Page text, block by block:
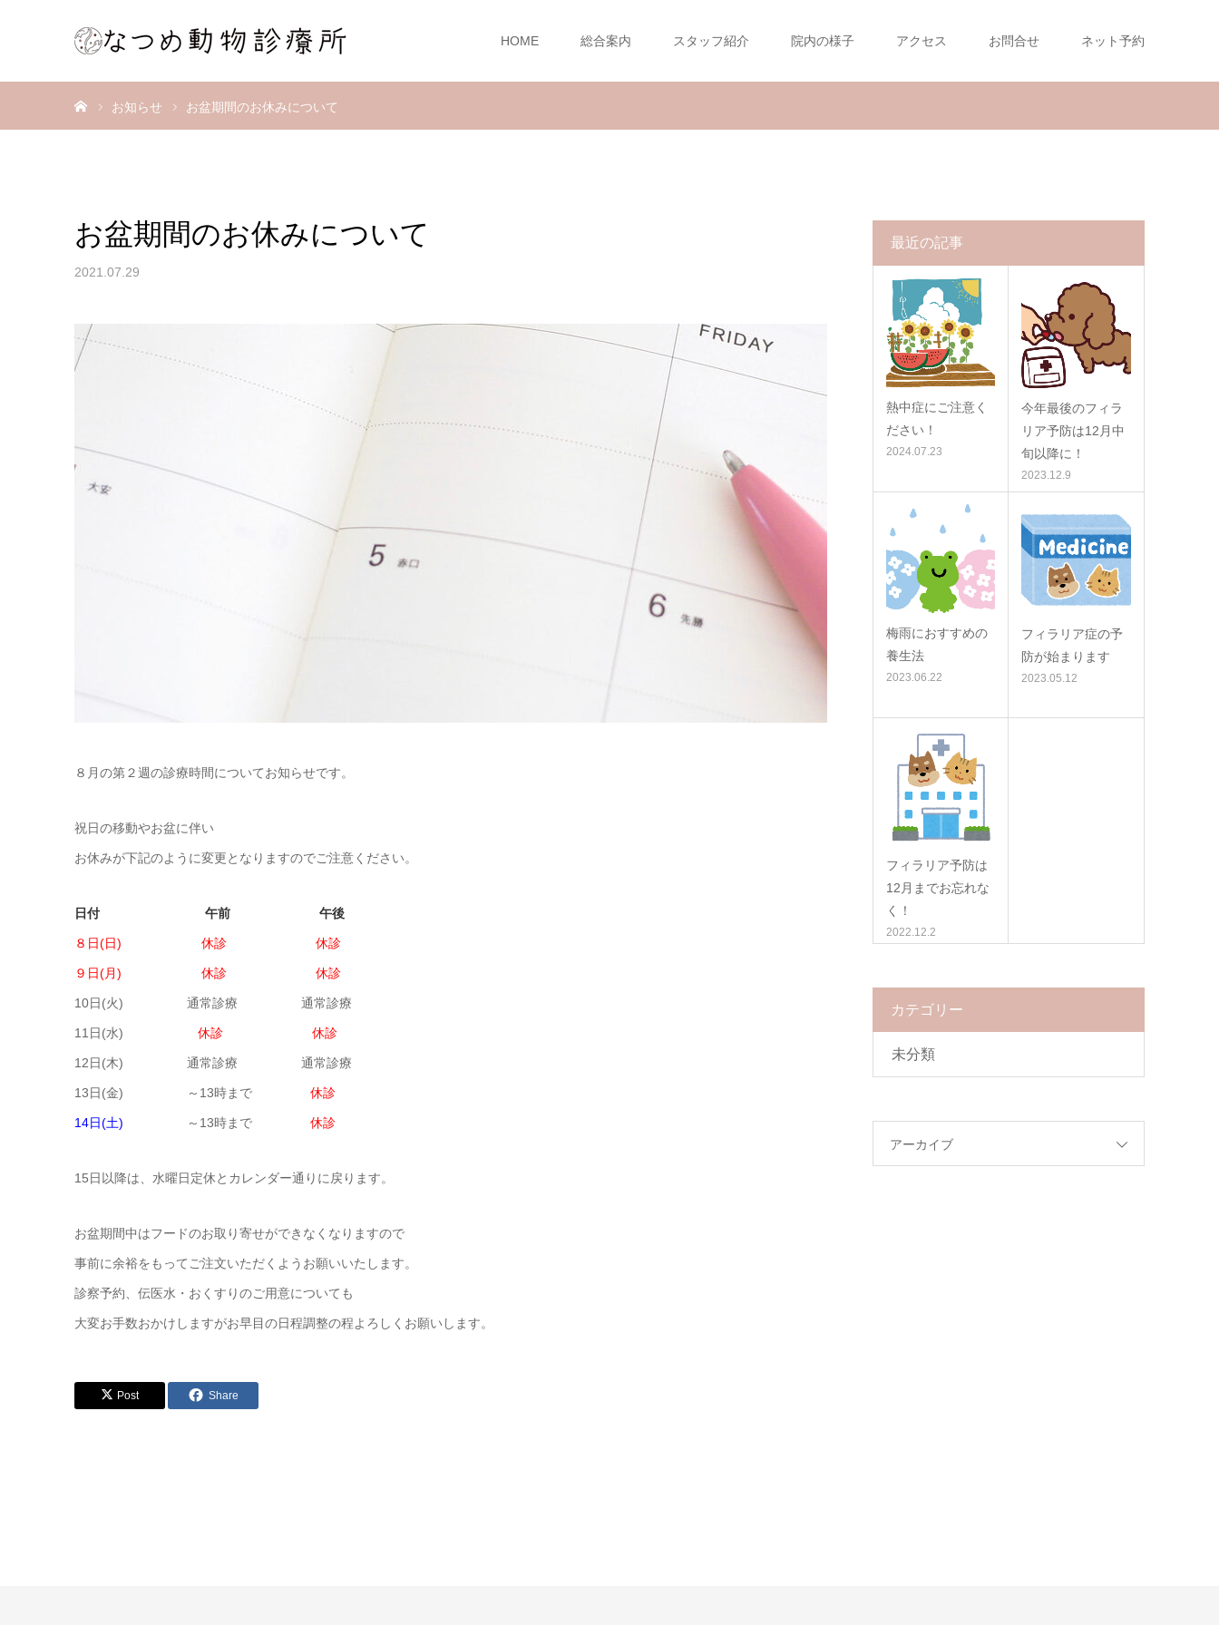
HOME 総合案内 スタッフ紹介 院内の様子 アクセス お問合せ ネット予約
お知らせ お盆期間のお休みについて
お盆期間のお休みについて
2021.07.29
８月の第２週の診療時間についてお知らせです。
祝日の移動やお盆に伴い
お休みが下記のように変更となりますのでご注意ください。
日付 午前 午後
８日(日) 休診 休診
９日(月) 休診 休診
10日(火) 通常診療 通常診療
11日(水) 休診 休診
12日(木) 通常診療 通常診療
13日(金) ～13時まで 休診
14日(土) ～13時まで 休診
15日以降は、水曜日定休とカレンダー通りに戻ります。
お盆期間中はフードのお取り寄せができなくなりますので
事前に余裕をもってご注文いただくようお願いいたします。
診察予約、伝医水・おくすりのご用意についても
大変お手数おかけしますがお早目の日程調整の程よろしくお願いします。
Post Share
最近の記事
熱中症にご注意く
ださい！
2024.07.23
今年最後のフィラ
リア予防は12月中
旬以降に！
2023.12.9
梅雨におすすめの
養生法
2023.06.22
フィラリア症の予
防が始まります
2023.05.12
フィラリア予防は
12月までお忘れな
く！
2022.12.2
カテゴリー
未分類
アーカイブ